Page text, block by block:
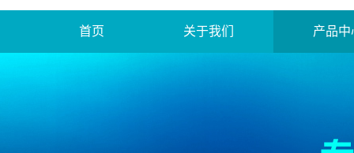
首页 关于我们 产品中